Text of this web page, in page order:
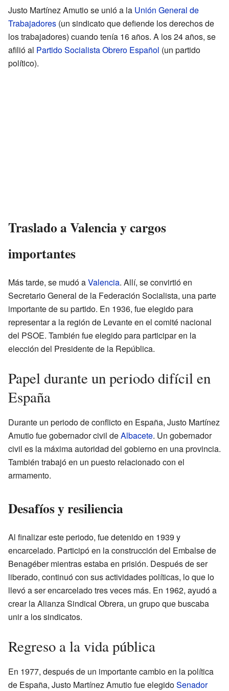
Justo Martínez Amutio se unió a la Unión General de
Trabajadores (un sindicato que defiende los derechos de
los trabajadores) cuando tenía 16 años. A los 24 años, se
afilió al Partido Socialista Obrero Español (un partido
político).
Traslado a Valencia y cargos
importantes
Más tarde, se mudó aValencia. Allí, se convirtió en
Secretario General de la Federación Socialista, una parte
importante de su partido. En 1936, fue elegido para
representar a la región de Levante en el comité nacional
del PSOE. También fue elegido para participar en la
elección del Presidente de la República.
Papel durante un periodo difícil en
España
Durante un periodo de conflicto en España, Justo Martínez
Amutio fue gobernador civil deAlbacete. Un gobernador
civil es la máxima autoridad del gobierno en una provincia.
También trabajó en un puesto relacionado con el
armamento.
Desafíos y resiliencia
Al finalizar este periodo, fue detenido en 1939 y
encarcelado. Participó en la construcción del Embalse de
Benagéber mientras estaba en prisión. Después de ser
liberado, continuó con sus actividades políticas, lo que lo
llevó a ser encarcelado tres veces más. En 1962, ayudó a
crear la Alianza Sindical Obrera, un grupo que buscaba
unir a los sindicatos.
Regreso a la vida pública
En 1977, después de un importante cambio en la política
de España, Justo Martínez Amutio fue elegidoSenador